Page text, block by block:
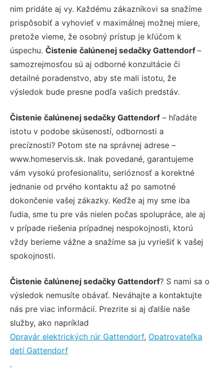
nim pridáte aj vy. Každému zákazníkovi sa snažíme
prispôsobiť a vyhovieť v maximálnej možnej miere,
pretože vieme, že osobný prístup je kľúčom k
úspechu. Čistenie čalúnenej sedačky Gattendorf –
samozrejmosťou sú aj odborné konzultácie či
detailné poradenstvo, aby ste mali istotu, že
výsledok bude presne podľa vašich predstáv.
Čistenie čalúnenej sedačky Gattendorf – hľadáte
istotu v podobe skúseností, odbornosti a
precíznosti? Potom ste na správnej adrese –
www.homeservis.sk. Inak povedané, garantujeme
vám vysokú profesionalitu, serióznosť a korektné
jednanie od prvého kontaktu až po samotné
dokončenie vašej zákazky. Keďže aj my sme iba
ľudia, sme tu pre vás nielen počas spolupráce, ale aj
v prípade riešenia prípadnej nespokojnosti, ktorú
vždy berieme vážne a snažíme sa ju vyriešiť k vašej
spokojnosti.
Čistenie čalúnenej sedačky Gattendorf? S nami sa o
výsledok nemusíte obávať. Neváhajte a kontaktujte
nás pre viac informácií. Prezrite si aj ďalšie naše
služby, ako napríklad
Opravár elektrických rúr Gattendorf, Opatrovateľka
detí Gattendorf
.